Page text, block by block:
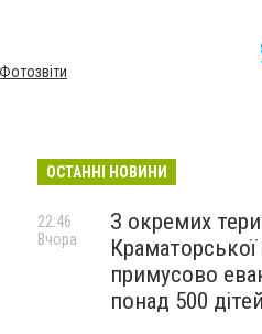
Фотозвіти
ОСТАННІ НОВИНИ
З окремих
примусово
понад 500 дітей
22:46
Вчора